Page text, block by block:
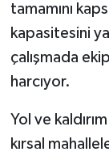
tamamını
kapasitesini
çalışmada
harcıyor.
Yol ve
kırsal